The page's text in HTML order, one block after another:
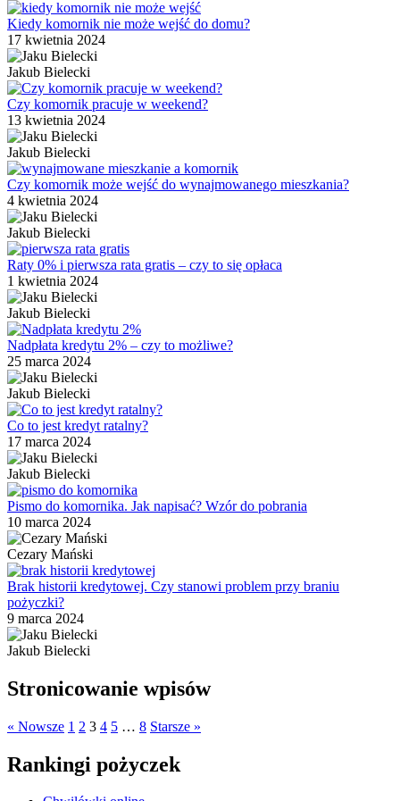
Kiedy komornik nie może wejść do domu?
17 kwietnia 2024
Jakub Bielecki
Czy komornik pracuje w weekend?
13 kwietnia 2024
Jakub Bielecki
Czy komornik może wejść do wynajmowanego mieszkania?
4 kwietnia 2024
Jakub Bielecki
Raty 0% i pierwsza rata gratis – czy to się opłaca
1 kwietnia 2024
Jakub Bielecki
Nadpłata kredytu 2% – czy to możliwe?
25 marca 2024
Jakub Bielecki
Co to jest kredyt ratalny?
17 marca 2024
Jakub Bielecki
Pismo do komornika. Jak napisać? Wzór do pobrania
10 marca 2024
Cezary Mański
Brak historii kredytowej. Czy stanowi problem przy braniu
pożyczki?
9 marca 2024
Jakub Bielecki
Stronicowanie wpisów
« Nowsze 1 2 3 4 5 … 8 Starsze »
Rankingi pożyczek